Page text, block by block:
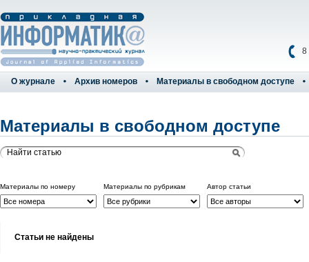
8
О журнале Архив номеров Материалы в свободном доступе
Материалы в свободном доступе
Материалы по номеру Материалы по рубрикам Автор статьи
Статьи не найдены